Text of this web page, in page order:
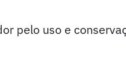
pelo uso e